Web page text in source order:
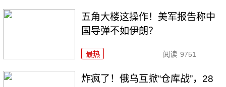
五角大楼这操作！美军报告称中
国导弹不如伊朗？
最热 阅读 9751
炸疯了！俄乌互掀“仓库战”，28